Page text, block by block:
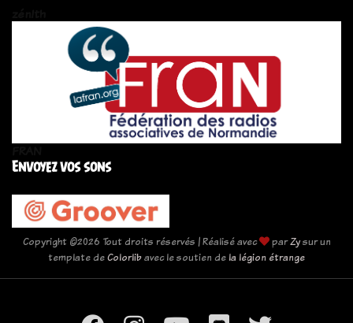
Envoyez vos sons
Copyright ©2026 Tout droits réservés | Réalisé avec parZysur un
template deColorlibavec le soutien de la légion étrange